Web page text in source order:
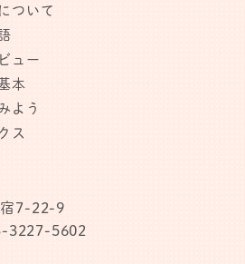
ついて
ュー
本
よう
ス
宿7-22-9
3227-5602